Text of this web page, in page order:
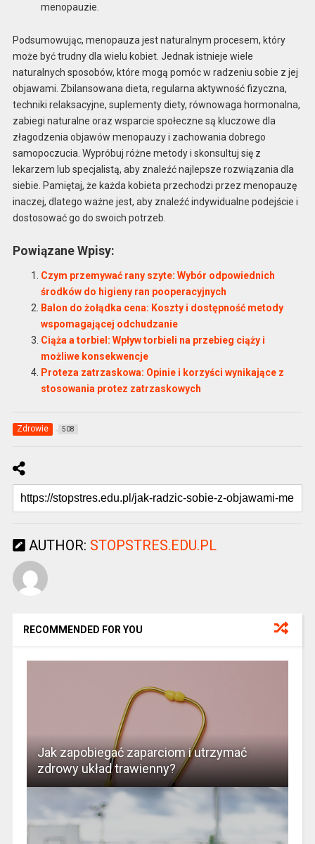
menopauzie.
Podsumowując, menopauza jest naturalnym procesem, który
może być trudny dla wielu kobiet. Jednak istnieje wiele
naturalnych sposobów, które mogą pomóc w radzeniu sobie z jej
objawami. Zbilansowana dieta, regularna aktywność fizyczna,
techniki relaksacyjne, suplementy diety, równowaga hormonalna,
zabiegi naturalne oraz wsparcie społeczne są kluczowe dla
złagodzenia objawów menopauzy i zachowania dobrego
samopoczucia. Wypróbuj różne metody i skonsultuj się z
lekarzem lub specjalistą, aby znaleźć najlepsze rozwiązania dla
siebie. Pamiętaj, że każda kobieta przechodzi przez menopauzę
inaczej, dlatego ważne jest, aby znaleźć indywidualne podejście i
dostosować go do swoich potrzeb.
Powiązane Wpisy:
Czym przemywać rany szyte: Wybór odpowiednich
środków do higieny ran pooperacyjnych
Balon do żołądka cena: Koszty i dostępność metody
wspomagającej odchudzanie
Ciąża a torbiel: Wpływ torbieli na przebieg ciąży i
możliwe konsekwencje
Proteza zatrzaskowa: Opinie i korzyści wynikające z
stosowania protez zatrzaskowych
Zdrowie 508
AUTHOR: STOPSTRES.EDU.PL
RECOMMENDED FOR YOU
Jak zapobiegać zaparciom i utrzymać
zdrowy układ trawienny?